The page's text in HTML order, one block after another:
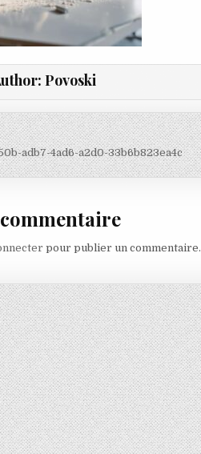
Povoski
l’article
adb7-4ad6-a2d0-33b6b823ea4c
pour publier un commentaire.